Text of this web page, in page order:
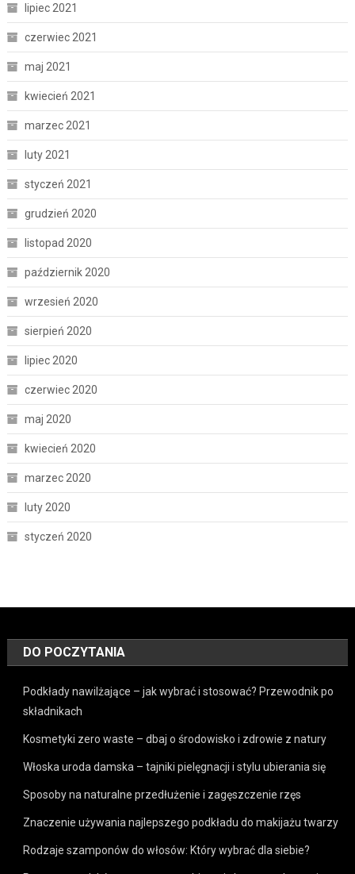
lipiec 2021
czerwiec 2021
maj 2021
kwiecień 2021
marzec 2021
luty 2021
styczeń 2021
grudzień 2020
listopad 2020
październik 2020
wrzesień 2020
sierpień 2020
lipiec 2020
czerwiec 2020
maj 2020
kwiecień 2020
marzec 2020
luty 2020
styczeń 2020
DO POCZYTANIA
Podkłady nawilżające – jak wybrać i stosować? Przewodnik po
składnikach
Kosmetyki zero waste – dbaj o środowisko i zdrowie z natury
Włoska uroda damska – tajniki pielęgnacji i stylu ubierania się
Sposoby na naturalne przedłużenie i zagęszczenie rzęs
Znaczenie używania najlepszego podkładu do makijażu twarzy
Rodzaje szamponów do włosów: Który wybrać dla siebie?